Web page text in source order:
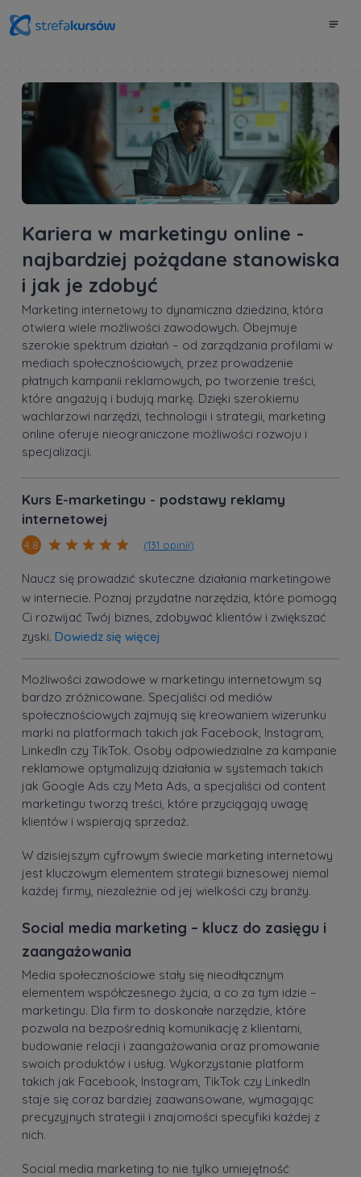
Kariera w marketingu online -
najbardziej pożądane stanowiska
i jak je zdobyć
Marketing internetowy to dynamiczna dziedzina, która
otwiera wiele możliwości zawodowych. Obejmuje
szerokie spektrum działań – od zarządzania profilami w
mediach społecznościowych, przez prowadzenie
płatnych kampanii reklamowych, po tworzenie treści,
które angażują i budują markę. Dzięki szerokiemu
wachlarzowi narzędzi, technologii i strategii, marketing
online oferuje nieograniczone możliwości rozwoju i
specjalizacji.
Kurs E-marketingu - podstawy reklamy
internetowej
4.8 (131 opinii)
Naucz się prowadzić skuteczne działania marketingowe
w internecie. Poznaj przydatne narzędzia, które pomogą
Ci rozwijać Twój biznes, zdobywać klientów i zwiększać
zyski. Dowiedz się więcej
Możliwości zawodowe w marketingu internetowym są
bardzo zróżnicowane. Specjaliści od mediów
społecznościowych zajmują się kreowaniem wizerunku
marki na platformach takich jak Facebook, Instagram,
LinkedIn czy TikTok. Osoby odpowiedzialne za kampanie
reklamowe optymalizują działania w systemach takich
jak Google Ads czy Meta Ads, a specjaliści od content
marketingu tworzą treści, które przyciągają uwagę
klientów i wspierają sprzedaż.
W dzisiejszym cyfrowym świecie marketing internetowy
jest kluczowym elementem strategii biznesowej niemal
każdej firmy, niezależnie od jej wielkości czy branży.
Social media marketing – klucz do zasięgu i
zaangażowania
Media społecznościowe stały się nieodłącznym
elementem współczesnego życia, a co za tym idzie –
marketingu. Dla firm to doskonałe narzędzie, które
pozwala na bezpośrednią komunikację z klientami,
budowanie relacji i zaangażowania oraz promowanie
swoich produktów i usług. Wykorzystanie platform
takich jak Facebook, Instagram, TikTok czy LinkedIn
staje się coraz bardziej zaawansowane, wymagając
precyzyjnych strategii i znajomości specyfiki każdej z
nich.
Social media marketing to nie tylko umiejętność